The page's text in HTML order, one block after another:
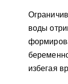
воды
избегая